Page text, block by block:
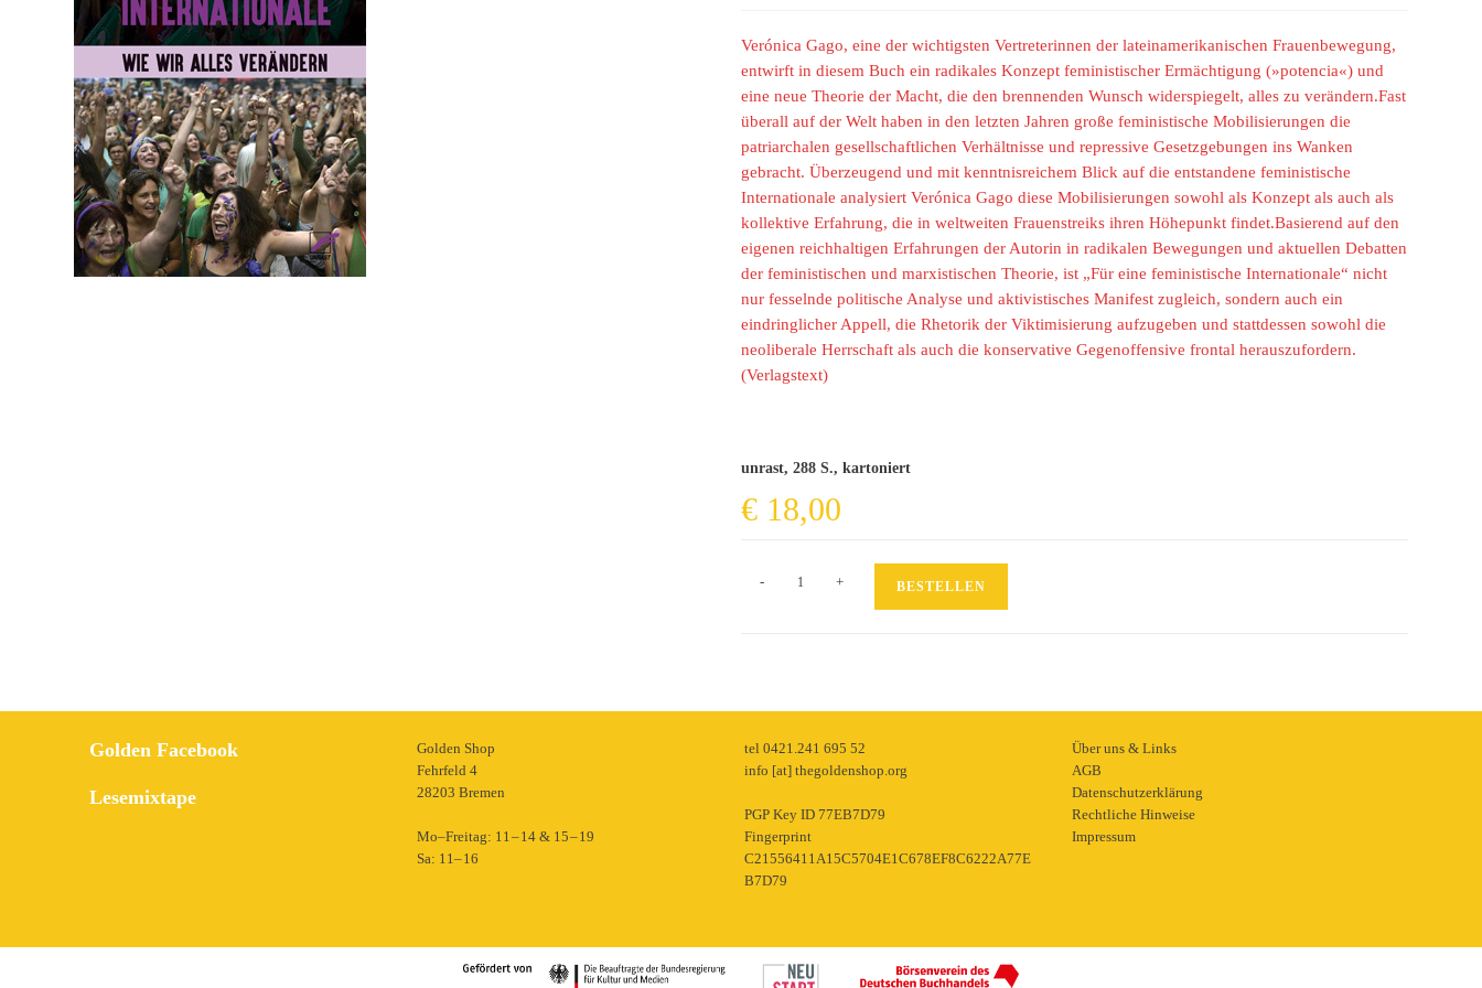
Verónica Gago, eine der wichtigsten Vertreterinnen der lateinamerikanischen Frauenbewegung,
entwirft in diesem Buch ein radikales Konzept feministischer Ermächtigung (»potencia«) und
eine neue Theorie der Macht, die den brennenden Wunsch widerspiegelt, alles zu verändern.Fast
überall auf der Welt haben in den letzten Jahren große feministische Mobilisierungen die
patriarchalen gesellschaftlichen Verhältnisse und repressive Gesetzgebungen ins Wanken
gebracht. Überzeugend und mit kenntnisreichem Blick auf die entstandene feministische
Internationale analysiert Verónica Gago diese Mobilisierungen sowohl als Konzept als auch als
kollektive Erfahrung, die in weltweiten Frauenstreiks ihren Höhepunkt findet.Basierend auf den
eigenen reichhaltigen Erfahrungen der Autorin in radikalen Bewegungen und aktuellen Debatten
der feministischen und marxistischen Theorie, ist „Für eine feministische Internationale“ nicht
nur fesselnde politische Analyse und aktivistisches Manifest zugleich, sondern auch ein
eindringlicher Appell, die Rhetorik der Viktimisierung aufzugeben und stattdessen sowohl die
neoliberale Herrschaft als auch die konservative Gegenoffensive frontal herauszufordern.
(Verlagstext)
unrast, 288 S., kartoniert
€ 18,00
- + BESTELLEN
Golden Facebook
Lesemixtape
Golden Shop
Fehrfeld 4
28203 Bremen
Mo–Freitag: 11 – 14 & 15 – 19
Sa: 11– 16
tel 0421.241 695 52
info [at] thegoldenshop.org
PGP Key ID 77EB7D79
Fingerprint
C21556411A15C5704E1C678EF8C6222A77E
B7D79
Über uns & Links
AGB
Datenschutzerklärung
Rechtliche Hinweise
Impressum